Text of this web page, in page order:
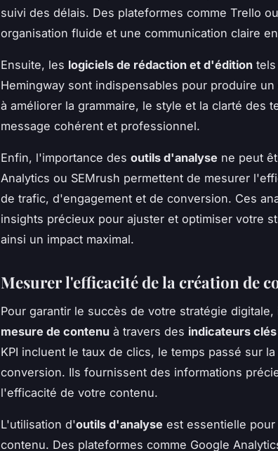
suivi des délais. Des plateformes comme Trello
organisation fluide et une communication claire
Ensuite, les logiciels de rédaction et d'édition tels
Hemingway sont indispensables pour produire
à améliorer la grammaire, le style et la clarté des
message cohérent et professionnel.
Enfin, l'importance des outils d'analyse ne peut
Analytics ou SEMrush permettent de mesurer
de trafic, d'engagement et de conversion. Ces
insights précieux pour ajuster et optimiser votre
ainsi un impact maximal.
Mesurer l'efficacité de la création de
Pour garantir le succès de votre stratégie
mesure de contenu à travers des indicateurs
KPI incluent le taux de clics, le temps passé sur
conversion. Ils fournissent des informations
l'efficacité de votre contenu.
L'utilisation d'outils d'analyse est essentielle
contenu. Des plateformes comme Google